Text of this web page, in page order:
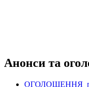
Анонси та
ОГОЛОШЕННЯ про